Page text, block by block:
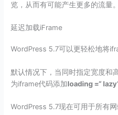
览，从而有可能产生更多的流量。
延迟加载iFrame
WordPress 5.7可以更轻松地将
默认情况下，当同时指定宽度和
为iframe代码添加loading =“
WordPress 5.7现在可用于所有网